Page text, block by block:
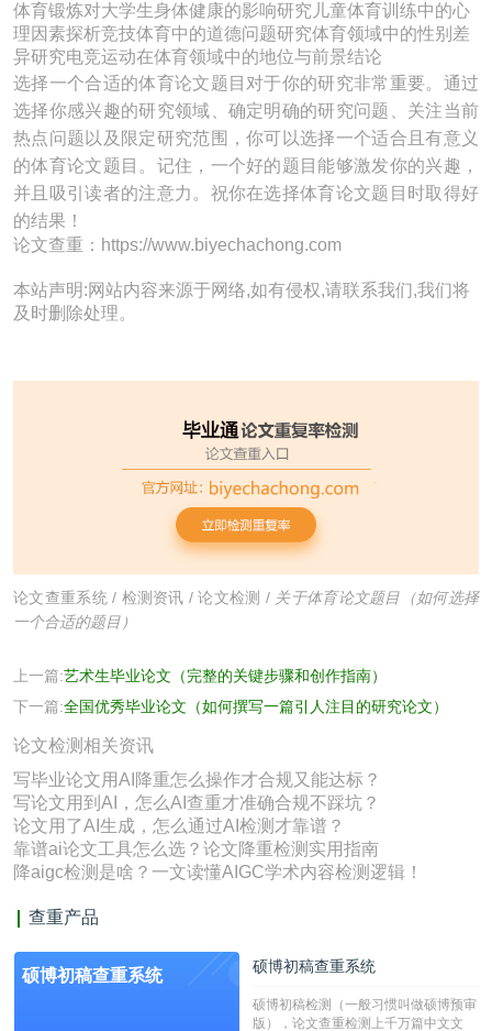
体育锻炼对大学生身体健康的影响研究儿童体育训练中的心
理因素探析竞技体育中的道德问题研究体育领域中的性别差
异研究电竞运动在体育领域中的地位与前景结论
选择一个合适的体育论文题目对于你的研究非常重要。通过
选择你感兴趣的研究领域、确定明确的研究问题、关注当前
热点问题以及限定研究范围，你可以选择一个适合且有意义
的体育论文题目。记住，一个好的题目能够激发你的兴趣，
并且吸引读者的注意力。祝你在选择体育论文题目时取得好
的结果！
论文查重：https://www.biyechachong.com
本站声明:网站内容来源于网络,如有侵权,请联系我们,我们将
及时删除处理。
论文查重系统/ 检测资讯 /论文检测 / 关于体育论文题目（如何选择
一个合适的题目）
上一篇:艺术生毕业论文（完整的关键步骤和创作指南）
下一篇:全国优秀毕业论文（如何撰写一篇引人注目的研究论文）
论文检测相关资讯
写毕业论文用AI降重怎么操作才合规又能达标？
写论文用到AI，怎么AI查重才准确合规不踩坑？
论文用了AI生成，怎么通过AI检测才靠谱？
靠谱ai论文工具怎么选？论文降重检测实用指南
降aigc检测是啥？一文读懂AIGC学术内容检测逻辑！
查重产品
硕博初稿查重系统 硕博初稿查重系统
硕博初稿检测（一般习惯叫做硕博预审
版），论文查重检测上千万篇中文文